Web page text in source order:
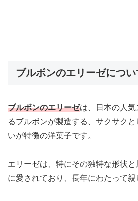
ブルボンのエリーゼについ
ブルボンのエリーゼは、日本の人気
るブルボンが製造する、サクサク
いが特徴の洋菓子です。
エリーゼは、特にその独特な形状と
に愛されており、長年にわたって親